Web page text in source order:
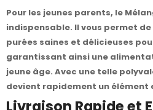
Pour les jeunes parents, le
indispensable. Il vous permet
purées saines et délicieuses
garantissant ainsi une
jeune âge. Avec une telle
devient rapidement un élément